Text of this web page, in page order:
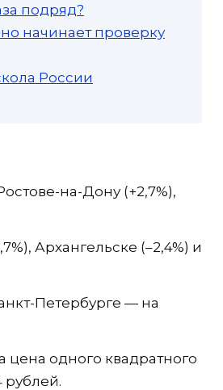
подряд?
начинает проверку
России
на-Дону (+2,7%),
Архангельске (–2,4%) и
Петербурге — на
одного квадратного
рублей.